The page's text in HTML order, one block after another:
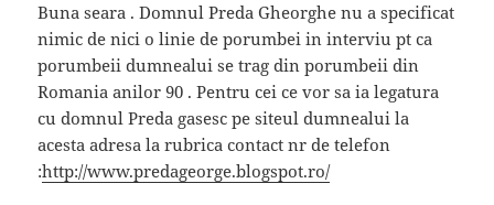
Buna seara . Domnul Preda Gheorghe nu a specificat
nimic de nici o linie de porumbei in interviu pt ca
porumbeii dumnealui se trag din porumbeii din
Romania anilor 90 . Pentru cei ce vor sa ia legatura
cu domnul Preda gasesc pe siteul dumnealui la
acesta adresa la rubrica contact nr de telefon
:http://www.predageorge.blogspot.ro/